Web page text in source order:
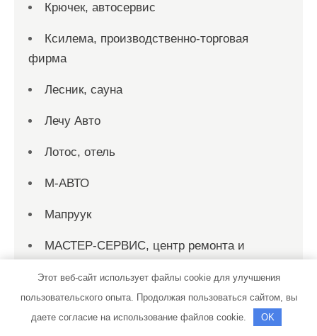
Крючек, автосервис
Ксилема, производственно-торговая
фирма
Лесник, сауна
Лечу Авто
Лотос, отель
М-АВТО
Мапруук
МАСТЕР-СЕРВИС, центр ремонта и
Матвеевский, автокомплекс
Этот веб-сайт использует файлы cookie для улучшения
пользовательского опыта. Продолжая пользоваться сайтом, вы
даете согласие на использование файлов cookie.
OK